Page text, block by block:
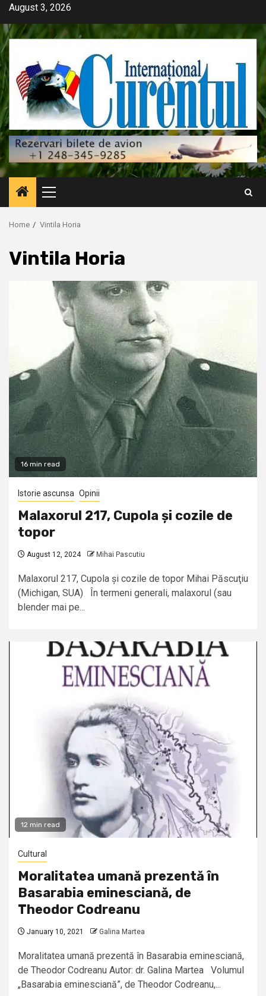
Skip
content
August 3, 2026
Primary
Menu
Home Vintila Horia
Vintila Horia
16 min read
Istorie ascunsa Opinii
Malaxorul 217, Cupola și cozile de
topor
August 12, 2024 Mihai Pascutiu
Malaxorul 217, Cupola și cozile de topor Mihai Păscuţiu
(Michigan, SUA) În termeni generali, malaxorul (sau
blender mai pe...
12 min read
Cultural
Moralitatea umană prezentă în
Basarabia eminesciană, de
Theodor Codreanu
January 10, 2021 Galina Martea
Moralitatea umană prezentă în Basarabia eminesciană,
de Theodor Codreanu Autor: dr. Galina Martea Volumul
„Basarabia eminesciană”, de Theodor Codreanu,...